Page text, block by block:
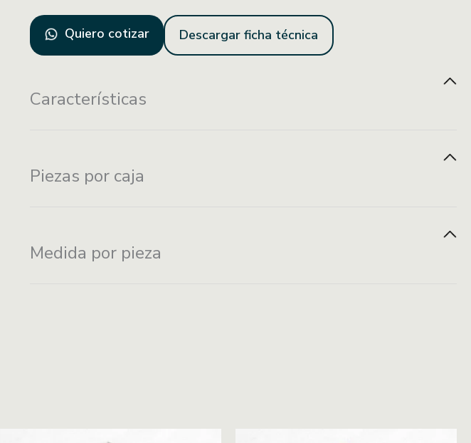
Quiero cotizar Descargar ficha técnica
Características
Instalación con
Piezas por caja
Medida por pieza